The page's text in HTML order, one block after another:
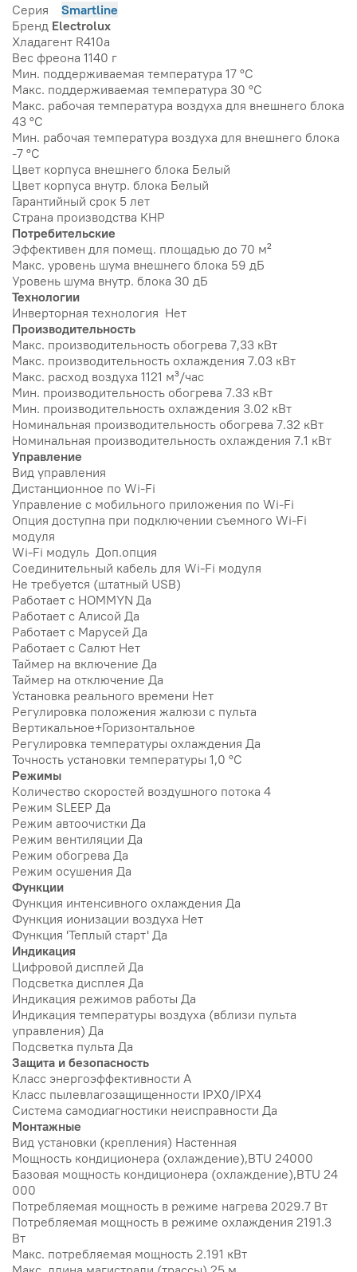
Серия Smartline
Бренд Electrolux
Хладагент R410a
Вес фреона 1140 г
Мин. поддерживаемая температура 17 °С
Макс. поддерживаемая температура 30 °С
Макс. рабочая температура воздуха для внешнего блока
43 °С
Мин. рабочая температура воздуха для внешнего блока
-7 °С
Цвет корпуса внешнего блока Белый
Цвет корпуса внутр. блока Белый
Гарантийный срок 5 лет
Страна производства КНР
Потребительские
Эффективен для помещ. площадью до 70 м²
Макс. уровень шума внешнего блока 59 дБ
Уровень шума внутр. блока 30 дБ
Технологии
Инверторная технология Нет
Производительность
Макс. производительность обогрева 7,33 кВт
Макс. производительность охлаждения 7.03 кВт
Макс. расход воздуха 1121 м³/час
Мин. производительность обогрева 7.33 кВт
Мин. производительность охлаждения 3.02 кВт
Номинальная производительность обогрева 7.32 кВт
Номинальная производительность охлаждения 7.1 кВт
Управление
Вид управления
Дистанционное по Wi-Fi
Управление c мобильного приложения по Wi-Fi
Опция доступна при подключении съемного Wi-Fi
модуля
Wi-Fi модуль Доп.опция
Соединительный кабель для Wi-Fi модуля
Не требуется (штатный USB)
Работает с HOMMYN Да
Работает с Алисой Да
Работает с Марусей Да
Работает с Салют Нет
Таймер на включение Да
Таймер на отключение Да
Установка реального времени Нет
Регулировка положения жалюзи с пульта
Вертикальное+Горизонтальное
Регулировка температуры охлаждения Да
Точность установки температуры 1,0 °С
Режимы
Количество скоростей воздушного потока 4
Режим SLEEP Да
Режим автоочистки Да
Режим вентиляции Да
Режим обогрева Да
Режим осушения Да
Функции
Функция интенсивного охлаждения Да
Функция ионизации воздуха Нет
Функция 'Теплый старт' Да
Индикация
Цифровой дисплей Да
Подсветка дисплея Да
Индикация режимов работы Да
Индикация температуры воздуха (вблизи пульта
управления) Да
Подсветка пульта Да
Защита и безопасность
Класс энергоэффективности A
Класс пылевлагозащищенности IPX0/IPX4
Система самодиагностики неисправности Да
Монтажные
Вид установки (крепления) Настенная
Мощность кондиционера (охлаждение),BTU 24000
Базовая мощность кондиционера (охлаждение),BTU 24
000
Потребляемая мощность в режиме нагрева 2029.7 Вт
Потребляемая мощность в режиме охлаждения 2191.3
Вт
Макс. потребляемая мощность 2.191 кВт